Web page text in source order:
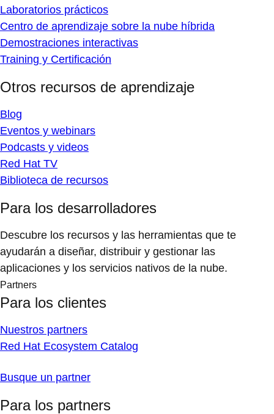
Laboratorios prácticos
Centro de aprendizaje sobre la nube híbrida
Demostraciones interactivas
Training y Certificación
Otros recursos de aprendizaje
Blog
Eventos y webinars
Podcasts y videos
Red Hat TV
Biblioteca de recursos
Para los desarrolladores
Descubre los recursos y las herramientas que te
ayudarán a diseñar, distribuir y gestionar las
aplicaciones y los servicios nativos de la nube.
Partners
Para los clientes
Nuestros partners
Red Hat Ecosystem Catalog
Busque un partner
Para los partners